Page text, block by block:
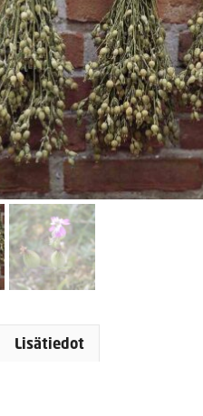
Lisätiedot